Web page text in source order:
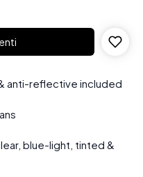
anti-reflective included
blue-light, tinted &